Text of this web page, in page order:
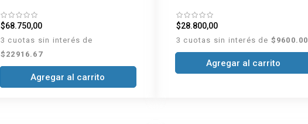
$68.750,00
3 cuotas sin interés de
$22916.67
Agregar al carrito
$28.800,00
3 cuotas sin interés de $9600.00
Agregar al carrito